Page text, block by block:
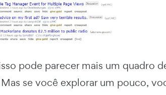
pode parecer mais um quadro
se você explorar um pouco,